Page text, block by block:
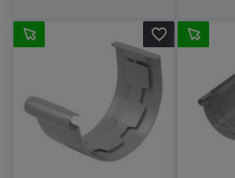
favorite_border